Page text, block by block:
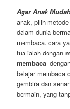
Agar Anak
anak, pilih
dalam dunia
membaca. cara
tua ialah dengan
membaca.
belajar membaca
gembira dan
bermain, yang